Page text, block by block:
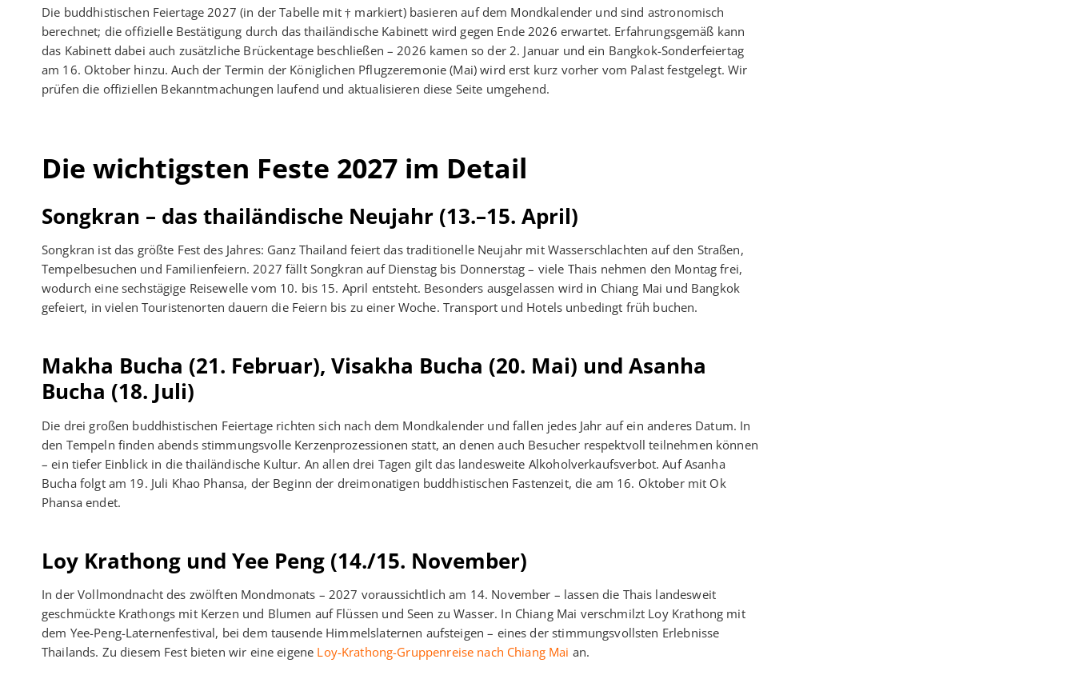
Die buddhistischen Feiertage 2027 (in der Tabelle mit † markiert) basieren auf dem Mondkalender und sind astronomisch
berechnet; die offizielle Bestätigung durch das thailändische Kabinett wird gegen Ende 2026 erwartet. Erfahrungsgemäß kann
das Kabinett dabei auch zusätzliche Brückentage beschließen – 2026 kamen so der 2. Januar und ein Bangkok-Sonderfeiertag
am 16. Oktober hinzu. Auch der Termin der Königlichen Pflugzeremonie (Mai) wird erst kurz vorher vom Palast festgelegt. Wir
prüfen die offiziellen Bekanntmachungen laufend und aktualisieren diese Seite umgehend.
Die wichtigsten Feste 2027 im Detail
Songkran – das thailändische Neujahr (13.–15. April)
Songkran ist das größte Fest des Jahres: Ganz Thailand feiert das traditionelle Neujahr mit Wasserschlachten auf den Straßen,
Tempelbesuchen und Familienfeiern. 2027 fällt Songkran auf Dienstag bis Donnerstag – viele Thais nehmen den Montag frei,
wodurch eine sechstägige Reisewelle vom 10. bis 15. April entsteht. Besonders ausgelassen wird in Chiang Mai und Bangkok
gefeiert, in vielen Touristenorten dauern die Feiern bis zu einer Woche. Transport und Hotels unbedingt früh buchen.
Makha Bucha (21. Februar), Visakha Bucha (20. Mai) und Asanha
Bucha (18. Juli)
Die drei großen buddhistischen Feiertage richten sich nach dem Mondkalender und fallen jedes Jahr auf ein anderes Datum. In
den Tempeln finden abends stimmungsvolle Kerzenprozessionen statt, an denen auch Besucher respektvoll teilnehmen können
– ein tiefer Einblick in die thailändische Kultur. An allen drei Tagen gilt das landesweite Alkoholverkaufsverbot. Auf Asanha
Bucha folgt am 19. Juli Khao Phansa, der Beginn der dreimonatigen buddhistischen Fastenzeit, die am 16. Oktober mit Ok
Phansa endet.
Loy Krathong und Yee Peng (14./15. November)
In der Vollmondnacht des zwölften Mondmonats – 2027 voraussichtlich am 14. November – lassen die Thais landesweit
geschmückte Krathongs mit Kerzen und Blumen auf Flüssen und Seen zu Wasser. In Chiang Mai verschmilzt Loy Krathong mit
dem Yee-Peng-Laternenfestival, bei dem tausende Himmelslaternen aufsteigen – eines der stimmungsvollsten Erlebnisse
Thailands. Zu diesem Fest bieten wir eine eigene Loy-Krathong-Gruppenreise nach Chiang Mai an.